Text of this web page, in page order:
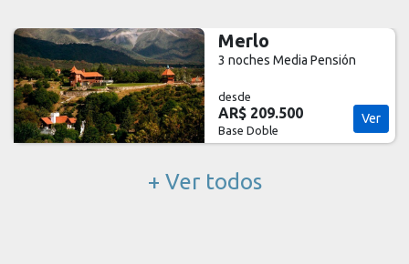
Merlo
3 noches Media Pensión
desde
AR$ 209.500
Base Doble
Ver
+ Ver todos